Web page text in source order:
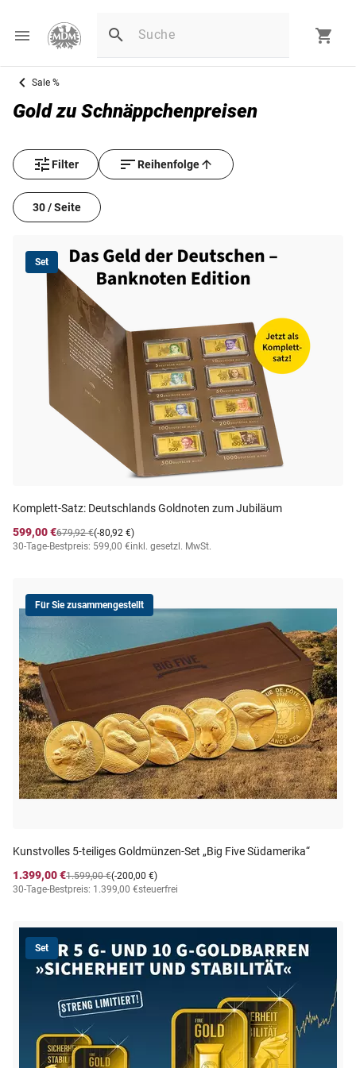
Sale %
Gold zu Schnäppchenpreisen
Filter Reihenfolge
30 / Seite
Set
Komplett-Satz: Deutschlands Goldnoten zum Jubiläum
599,00 €
(-80,92 €)
679,92 €
30-Tage-Bestpreis: 599,00 €inkl. gesetzl. MwSt.
Für Sie zusammengestellt
Kunstvolles 5-teiliges Goldmünzen-Set „Big Five Südamerika“
1.399,00 €
(-200,00 €)
1.599,00 €
30-Tage-Bestpreis: 1.399,00 €steuerfrei
Set